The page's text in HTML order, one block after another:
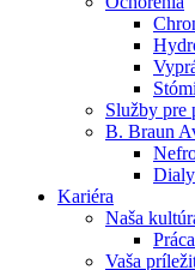
Služby pre
B. Braun
Kariéra
Naša
Vaša